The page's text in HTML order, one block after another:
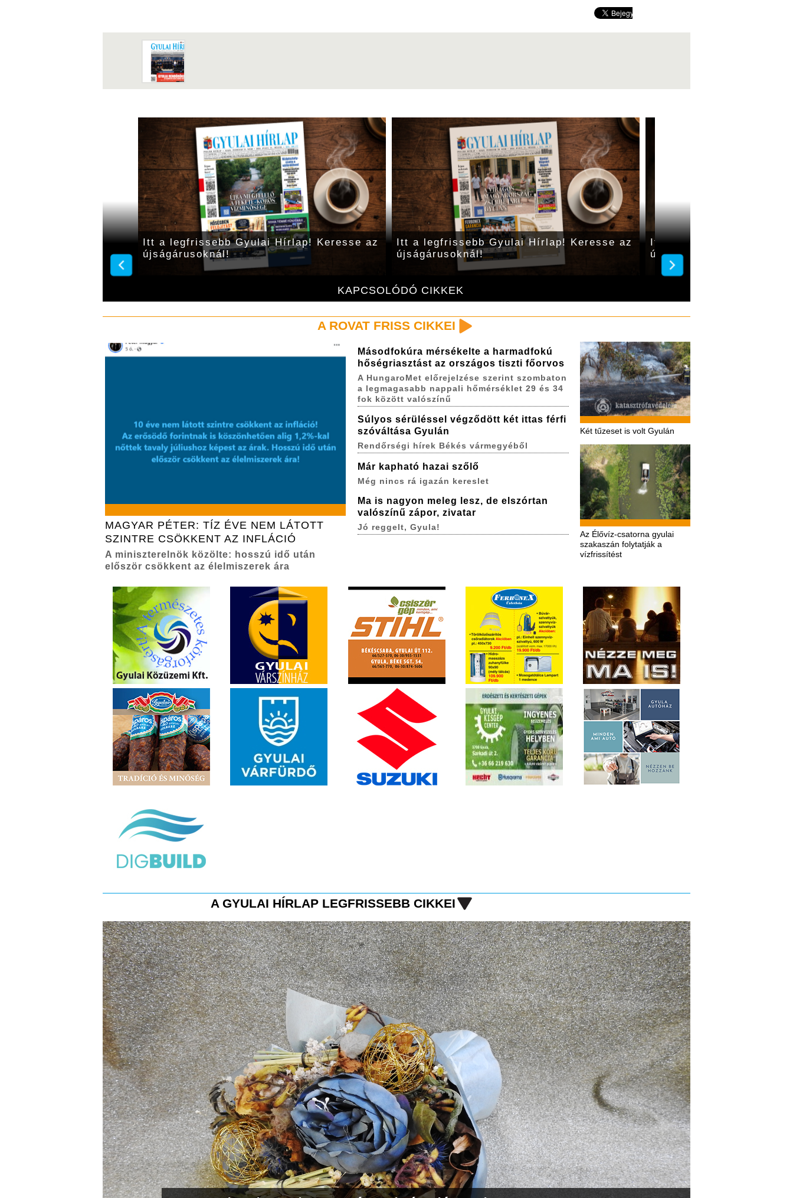
KAPCSOLÓDÓ CIKKEK
Hírlap! Keresse az
Itt a legfrissebb Gyulai Hírlap! Keresse az
újságárusoknál!
Itt a legfrissebb Gyulai Hírlap! Keresse az
újságárusoknál!
Itt a legfrissebb Gyulai
újságárusoknál!
A ROVAT FRISS CIKKEI
MAGYAR PÉTER: TÍZ ÉVE NEM LÁTOTT
SZINTRE CSÖKKENT AZ INFLÁCIÓ
A miniszterelnök közölte: hosszú idő után
először csökkent az élelmiszerek ára
Két tűzeset is volt Gyulán
Az Élővíz-csatorna gyulai
szakaszán folytatják a
vízfrissítést
Másodfokúra mérsékelte a harmadfokú
hőségriasztást az országos tiszti főorvos
A HungaroMet előrejelzése szerint szombaton
a legmagasabb nappali hőmérséklet 29 és 34
fok között valószínű
Súlyos sérüléssel végződött két ittas férfi
szóváltása Gyulán
Rendőrségi hírek Békés vármegyéből
Már kapható hazai szőlő
Még nincs rá igazán kereslet
Ma is nagyon meleg lesz, de elszórtan
valószínű zápor, zivatar
Jó reggelt, Gyula!
A GYULAI HÍRLAP LEGFRISSEBB CIKKEI